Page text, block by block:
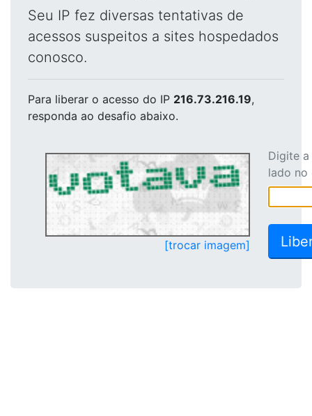
Seu IP fez diversas tentativas de
acessos suspeitos a sites hospedados
conosco.
Para liberar o acesso do IP 216.73.216.19,
responda ao desafio abaixo.
[trocar imagem]
Digite
lado no